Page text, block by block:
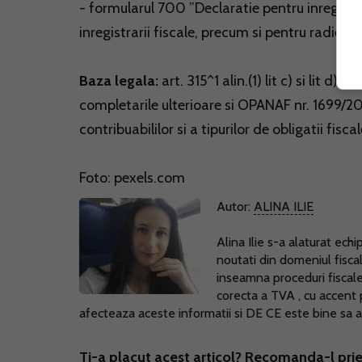
- formularul 700 ”Declaratie pentru
inregistrarii fiscale, precum si pentru radierea
Baza legala: art. 315^1 alin.(1) lit c) si lit d)
completarile ulterioare si OPANAF nr. 1699/
contribuabililor si a tipurilor de obligatii
Foto: pexels.com
Autor: ALINA ILIE
Alina Ilie s-a alaturat
noutati din domeniul
inseamna proceduri
corecta a TVA , cu
afecteaza aceste informatii si DE CE este bine sa
Ti-a placut acest articol? Recomanda-l